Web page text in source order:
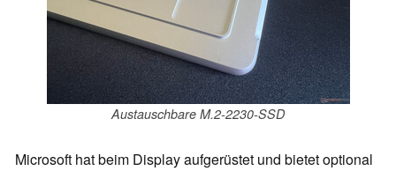
Austauschbare M.2-2230-SSD
Microsoft hat beim Display aufgerüstet und bietet optional